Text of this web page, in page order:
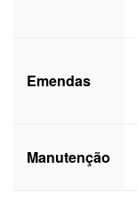
Emendas
Manutenção